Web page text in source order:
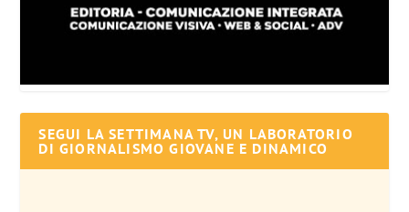
SEGUI LA SETTIMANA TV, UN LABORATORIO
DI GIORNALISMO GIOVANE E DINAMICO